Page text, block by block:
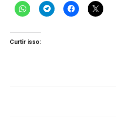
Curtir isso: